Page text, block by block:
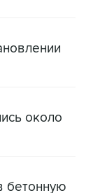
около
бетонную